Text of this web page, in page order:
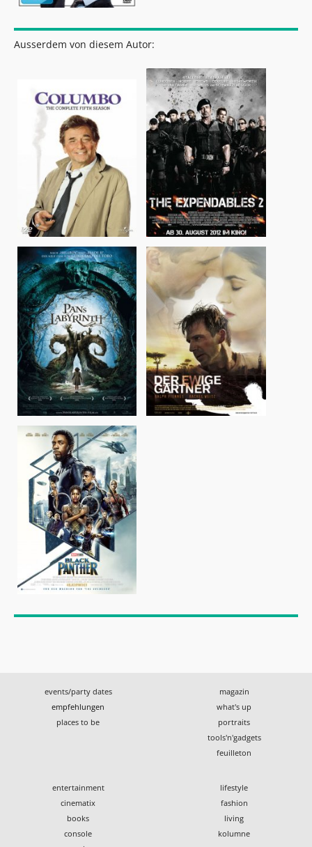
Ausserdem von diesem Autor:
events/party dates
empfehlungen
places to be
magazin
what's up
portraits
tools'n'gadgets
feuilleton
entertainment
cinematix
books
console
lifestyle
fashion
living
kolumne